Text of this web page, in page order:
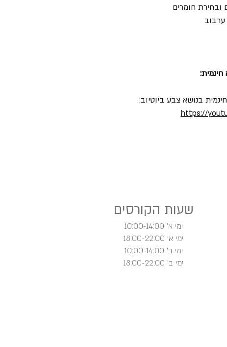
ובחירת חומרים
ערבוב
בנושא צבע ביוטיוב:
https://
שעות הקורסים
ימי א' 10:00-14:00
ימי א' 18:00-22:00
ימי ב' 10:00-14:00
ימי ב' 18:00-22:00